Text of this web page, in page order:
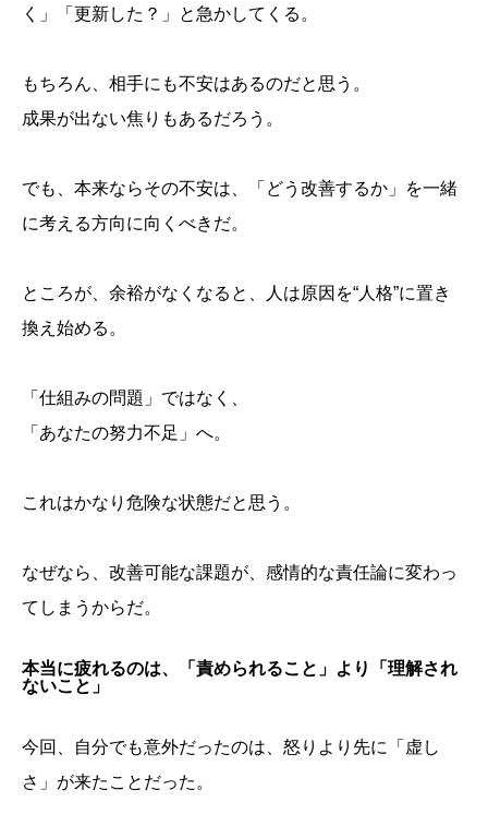
く」「更新した？」と急かしてくる。
もちろん、相手にも不安はあるのだと思う。
成果が出ない焦りもあるだろう。
でも、本来ならその不安は、「どう改善するか」を一緒
に考える方向に向くべきだ。
ところが、余裕がなくなると、人は原因を“人格”に置き
換え始める。
「仕組みの問題」ではなく、
「あなたの努力不足」へ。
これはかなり危険な状態だと思う。
なぜなら、改善可能な課題が、感情的な責任論に変わっ
てしまうからだ。
本当に疲れるのは、「責められること」より「理解され
ないこと」
今回、自分でも意外だったのは、怒りより先に「虚し
さ」が来たことだった。